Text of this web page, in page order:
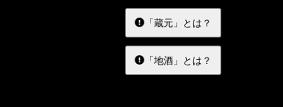
「蔵元」とは？
「地酒」とは？